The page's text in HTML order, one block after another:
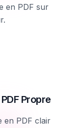
en PDF sur
Propre
en PDF clair